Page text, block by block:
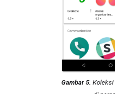
Gambar 5. Koleksi